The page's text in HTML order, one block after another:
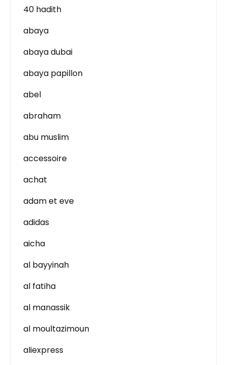
40 hadith
abaya
abaya dubai
abaya papillon
abel
abraham
abu muslim
accessoire
achat
adam et eve
adidas
aicha
al bayyinah
al fatiha
al manassik
al moultazimoun
aliexpress